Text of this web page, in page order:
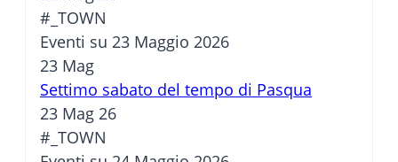
#_TOWN
Eventi su 23 Maggio 2026
23 Mag
Settimo sabato del tempo di Pasqua
23 Mag 26
#_TOWN